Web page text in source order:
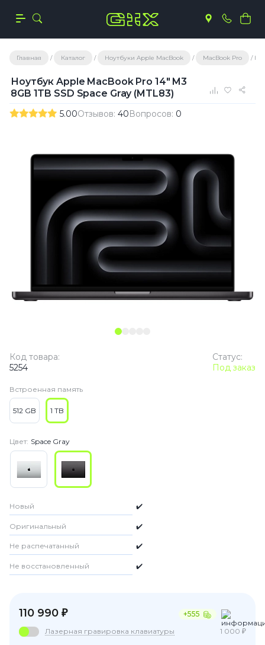
Главная Каталог Ноутбуки Apple MacBook MacBook Pro
Ноутбук Apple MacBook Pro 14" M3
8GB 1TB SSD Space Gray (MTL83)
5.00Отзывов: 40Вопросов: 0
Статус:
Под заказ
Код товара:
5254
Встроенная память
512 GB 1 TB
Цвет: Space Gray
Новый ✔️
Оригинальный ✔️
Не распечатанный ✔️
Не восстановленный ✔️
110 990 ₽
+555
Лазерная гравировка клавиатуры
1 000 ₽